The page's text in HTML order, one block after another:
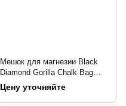
Мешок для магнезии Black
Diamond Gorilla Chalk Bag
Black (BD 550827.0000)
Цену уточняйте